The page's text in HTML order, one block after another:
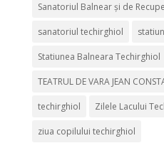
Sanatoriul Balnear și de
sanatoriul techirghiol
Statiunea Balneara Techirghiol
TEATRUL DE VARA JEAN
techirghiol Zilele Lacului
ziua copilului techirghiol